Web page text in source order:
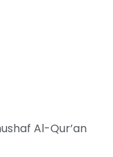
Al-Qur’an